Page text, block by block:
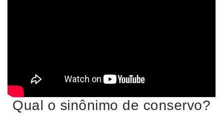
Qual o sinônimo de conservo?